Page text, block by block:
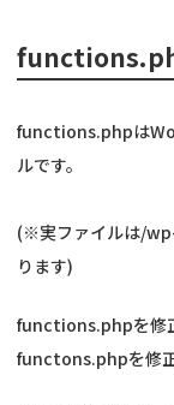
functions.phpは
ルです。
(※実ファイルは/
ります)
functions.phpを修
functons.phpを修正